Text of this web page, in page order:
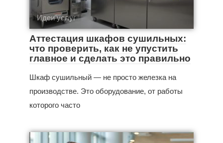
Идеи услуг
Аттестация шкафов сушильных:
что проверить, как не упустить
главное и сделать это правильно
Шкаф сушильный — не просто железка на
производстве. Это оборудование, от работы
которого часто